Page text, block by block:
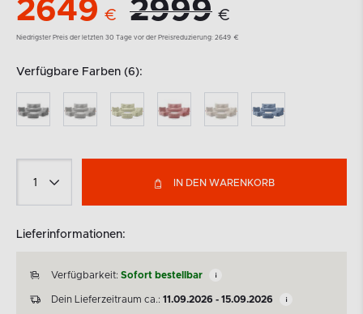
2649 € 2999 €
Niedrigster Preis der letzten 30 Tage vor der Preisreduzierung: 2649 €
Verfügbare Farben (6):
IN DEN WARENKORB
Lieferinformationen:
Verfügbarkeit: Sofort bestellbar
Dein Lieferzeitraum ca.: 11.09.2026 - 15.09.2026